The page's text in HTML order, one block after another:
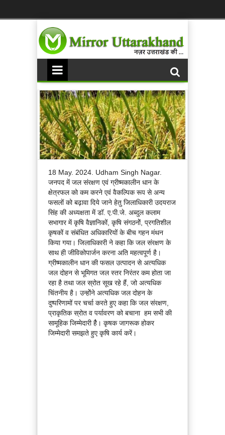
18 May. 2024. Udham Singh Nagar.
जनपद में जल संरक्षण एवं ग्रीष्मकालीन धान के
क्षेत्रफल को कम करने एवं वैकल्पिक रूप से अन्य
फसलों को बढ़ावा दिये जाने हेतु जिलाधिकारी उदयराज
सिंह की अध्यक्षता में डॉ. ए.पी.जे. अब्दुल कलाम
सभागार में कृषि वैज्ञानिकों, कृषि संगठनोें, प्रगतिशील
कृषकों व संबंधित अधिकारियों के बीच गहन मंथन
किया गया। जिलाधिकारी ने कहा कि जल संरक्षण के
साथ ही जीविकोपार्जन करना अति महत्वपूर्ण है।
ग्रीष्मकालीन धान की फसल उत्पादन से अत्यधिक
जल दोहन से भूमिगत जल स्तर निरंतर कम होता जा
रहा है तथा जल स्रोत सूख रहे हैं, जो अत्यधिक
चिंतनीय है। उन्होेंने अत्यधिक जल दोहन के
दुष्परिणामों पर चर्चा करते हुए कहा कि जल संरक्षण,
प्राकृतिक स्रोत व पर्यावरण को बचाना हम सभी की
सामूहिक जिम्मेदारी हैै। कृषक जागरूक होकर
जिम्मेदारी समझते हुए कृषि कार्य करें।